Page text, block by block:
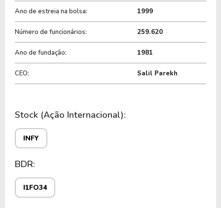
Ano de estreia na bolsa: 1999
Número de funcionários: 259.620
Ano de fundação: 1981
CEO: Salil Parekh
Stock (Ação Internacional):
INFY
BDR:
I1FO34